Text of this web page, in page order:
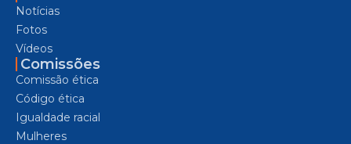
Notícias
Fotos
Vídeos
Comissões
Comissão ética
Código ética
Igualdade racial
Mulheres